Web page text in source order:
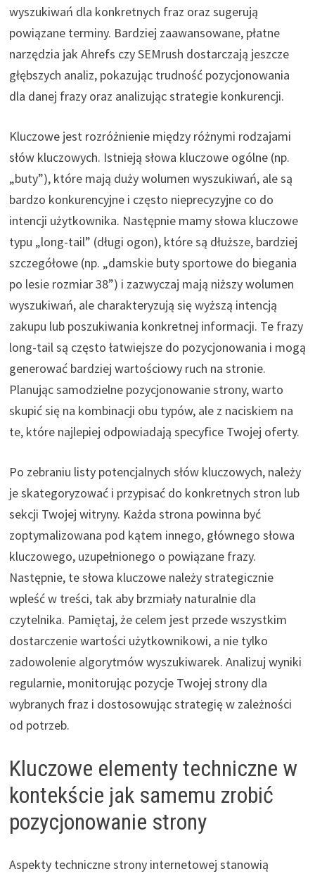
wyszukiwań dla konkretnych fraz oraz sugerują
powiązane terminy. Bardziej zaawansowane, płatne
narzędzia jak Ahrefs czy SEMrush dostarczają jeszcze
głębszych analiz, pokazując trudność pozycjonowania
dla danej frazy oraz analizując strategie konkurencji.
Kluczowe jest rozróżnienie między różnymi rodzajami
słów kluczowych. Istnieją słowa kluczowe ogólne (np.
„buty”), które mają duży wolumen wyszukiwań, ale są
bardzo konkurencyjne i często nieprecyzyjne co do
intencji użytkownika. Następnie mamy słowa kluczowe
typu „long-tail” (długi ogon), które są dłuższe, bardziej
szczegółowe (np. „damskie buty sportowe do biegania
po lesie rozmiar 38”) i zazwyczaj mają niższy wolumen
wyszukiwań, ale charakteryzują się wyższą intencją
zakupu lub poszukiwania konkretnej informacji. Te frazy
long-tail są często łatwiejsze do pozycjonowania i mogą
generować bardziej wartościowy ruch na stronie.
Planując samodzielne pozycjonowanie strony, warto
skupić się na kombinacji obu typów, ale z naciskiem na
te, które najlepiej odpowiadają specyfice Twojej oferty.
Po zebraniu listy potencjalnych słów kluczowych, należy
je skategoryzować i przypisać do konkretnych stron lub
sekcji Twojej witryny. Każda strona powinna być
zoptymalizowana pod kątem innego, głównego słowa
kluczowego, uzupełnionego o powiązane frazy.
Następnie, te słowa kluczowe należy strategicznie
wpleść w treści, tak aby brzmiały naturalnie dla
czytelnika. Pamiętaj, że celem jest przede wszystkim
dostarczenie wartości użytkownikowi, a nie tylko
zadowolenie algorytmów wyszukiwarek. Analizuj wyniki
regularnie, monitorując pozycje Twojej strony dla
wybranych fraz i dostosowując strategię w zależności
od potrzeb.
Kluczowe elementy techniczne w
kontekście jak samemu zrobić
pozycjonowanie strony
Aspekty techniczne strony internetowej stanowią